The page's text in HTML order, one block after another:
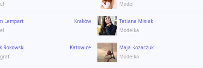
Model
Lempart
Kraków
Tetiana Misiak
Modelka
Rokowski
Katowice
Maja Kozaczuk
Modelka